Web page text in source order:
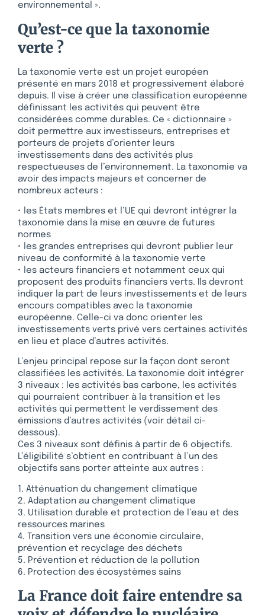
environnemental ».
Qu’est-ce que la taxonomie
verte ?
La taxonomie verte est un projet européen
présenté en mars 2018 et progressivement élaboré
depuis. Il vise à créer une classification européenne
définissant les activités qui peuvent être
considérées comme durables. Ce « dictionnaire »
doit permettre aux investisseurs, entreprises et
porteurs de projets d’orienter leurs
investissements dans des activités plus
respectueuses de l’environnement. La taxonomie va
avoir des impacts majeurs et concerner de
nombreux acteurs :
• les États membres et l’UE qui devront intégrer la
taxonomie dans la mise en œuvre de futures
normes
• les grandes entreprises qui devront publier leur
niveau de conformité à la taxonomie verte
• les acteurs financiers et notamment ceux qui
proposent des produits financiers verts. Ils devront
indiquer la part de leurs investissements et de leurs
encours compatibles avec la taxonomie
européenne. Celle-ci va donc orienter les
investissements verts privé vers certaines activités
en lieu et place d’autres activités.
L’enjeu principal repose sur la façon dont seront
classifiées les activités. La taxonomie doit intégrer
3 niveaux : les activités bas carbone, les activités
qui pourraient contribuer à la transition et les
activités qui permettent le verdissement des
émissions d’autres activités (voir détail ci-
dessous).
Ces 3 niveaux sont définis à partir de 6 objectifs.
L’éligibilité s’obtient en contribuant à l’un des
objectifs sans porter atteinte aux autres :
1. Atténuation du changement climatique
2. Adaptation au changement climatique
3. Utilisation durable et protection de l’eau et des
ressources marines
4. Transition vers une économie circulaire,
prévention et recyclage des déchets
5. Prévention et réduction de la pollution
6. Protection des écosystèmes sains
La France doit faire entendre sa